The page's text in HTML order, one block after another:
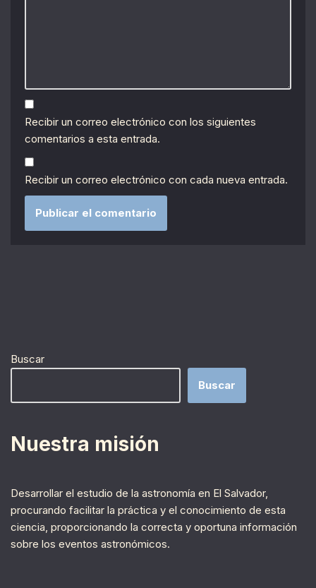
Recibir un correo electrónico con los siguientes
comentarios a esta entrada.
Recibir un correo electrónico con cada nueva entrada.
Buscar
Buscar
Nuestra misión
Desarrollar el estudio de la astronomía en El Salvador,
procurando facilitar la práctica y el conocimiento de esta
ciencia, proporcionando la correcta y oportuna información
sobre los eventos astronómicos.